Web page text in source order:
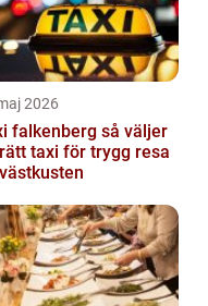
2026
så väljer
taxi för trygg resa